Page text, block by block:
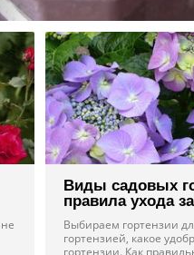
Виды садовых
правила ухода
Выбираем гортензии
гортензией, какое
гортензии. Как